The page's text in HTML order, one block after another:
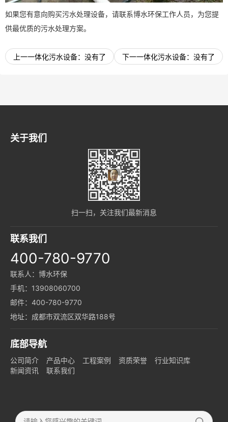
如果您有意向购买污水处理设备，请联系博水环保工作人员，为您提
供最优质的污水处理方案。
上一一体化污水设备： 没有了 下一一体化污水设备： 没有了
关于我们
扫一扫，关注我们最新消息
联系我们
400-780-9770
联系人：博水环保
手机：13908060700
邮件：400-780-9770
地址：成都市双流区双华路188号
底部导航
公司简介 产品中心 工程案例 资质荣誉
行业知识库
新闻资讯
联系我们